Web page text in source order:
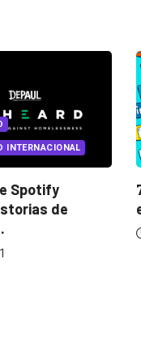
INTERNACIONAL
que tu
redes...